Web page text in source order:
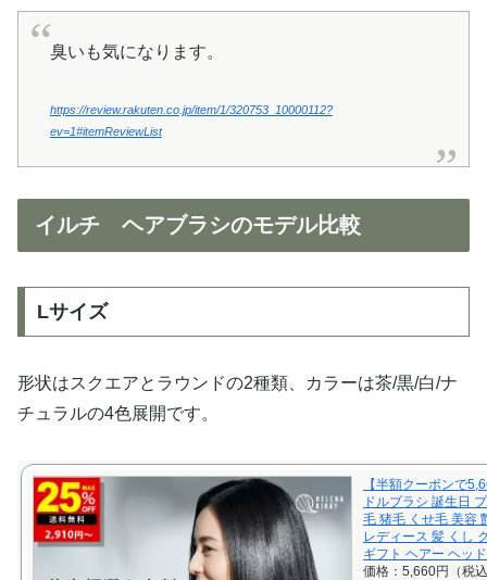
臭いも気になります。
https://review.rakuten.co.jp/item/1/320753_10000112?
ev=1#itemReviewList
イルチ ヘアブラシのモデル比較
Lサイズ
形状はスクエアとラウンドの2種類、カラーは茶/黒/白/ナ
チュラルの4色展開です。
【半額クーポンで
ドルブラシ 誕生日
毛 猪毛 くせ毛 美容
レディース 髪 くし
ギフト ヘアー ヘッ
価格：5,660円（税